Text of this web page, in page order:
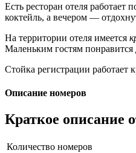
Есть ресторан отеля
коктейль, а вечером —
На территории отеля имеется
Маленьким гостям понравится
Стойка регистрации работает
Описание номеров
Краткое описание
Количество номеров